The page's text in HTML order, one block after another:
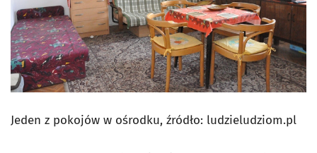
Jeden z pokojów w ośrodku, źródło: ludzieludziom.pl